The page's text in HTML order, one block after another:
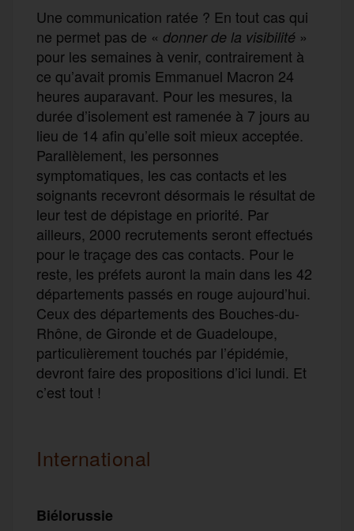
Une communication ratée ? En tout cas qui
ne permet pas de « donner de la visibilité »
pour les semaines à venir, contrairement à
ce qu’avait promis Emmanuel Macron 24
heures auparavant. Pour les mesures, la
durée d’isolement est ramenée à 7 jours au
lieu de 14 afin qu’elle soit mieux acceptée.
Parallèlement, les personnes
symptomatiques, les cas contacts et les
soignants recevront désormais le résultat de
leur test de dépistage en priorité. Par
ailleurs, 2000 recrutements seront effectués
pour le traçage des cas contacts. Pour le
reste, les préfets auront la main dans les 42
départements passés en rouge aujourd’hui.
Ceux des départements des Bouches-du-
Rhône, de Gironde et de Guadeloupe,
particulièrement touchés par l’épidémie,
devront faire des propositions d’ici lundi. Et
c’est tout !
International
Biélorussie